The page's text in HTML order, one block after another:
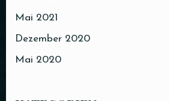
Mai 2021
Dezember 2020
Mai 2020